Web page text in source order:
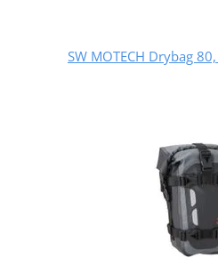
SW MOTECH Drybag